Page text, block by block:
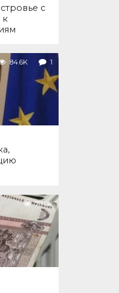
с
к
84.6K 1
77.0K